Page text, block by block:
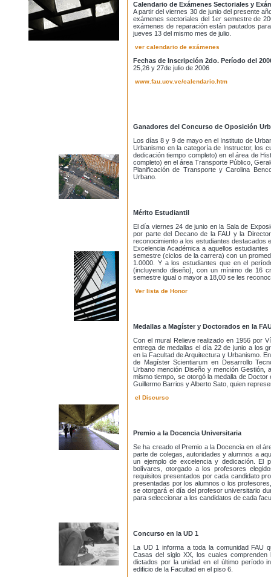
Calendario de Exámenes Sectoriales y
A partir del viernes 30 de junio del presente
exámenes sectoriales del 1er semestre de
exámenes de reparación están pautados
jueves 13 del mismo mes de julio.
ver calendario de exámenes
Fechas de Inscripción 2do. Período del
25,26 y 27de julio de 2006
www.fau.ucv.ve/calendario.htm
Ganadores del Concurso de Oposición
Los días 8 y 9 de mayo en el Instituto de
Urbanismo en la categoría de Instructor, los
dedicación tiempo completo) en el área de
completo) en el área Transporte Público,
Planificación de Transporte y Carolina
Urbano.
Mérito Estudiantil
El día viernes 24 de junio en la Sala de
por parte del Decano de la FAU y la
reconocimiento a los estudiantes destacados
Excelencia Académica a aquellos
semestre (ciclos de la carrera) con un
1.0000. Y a los estudiantes que en el
(incluyendo diseño), con un mínimo de 16
semestre igual o mayor a 18,00 se les
Ver lista de Honor
Medallas a Magíster y Doctorados en la
Con el mural Relieve realizado en 1956 por
entrega de medallas el día 22 de junio a los
en la Facultad de Arquitectura y Urbanismo.
de Magíster Scientiarum en Desarrollo
Urbano mención Diseño y mención Gestión,
mismo tiempo, se otorgó la medalla de
Guillermo Barrios y Alberto Sato, quien
el Discurso
Premio a la Docencia Universitaria
Se ha creado el Premio a la Docenciaen el
parte de colegas, autoridades y alumnos a
un ejemplo de excelencia y dedicación. El
bolívares, otorgado a los profesores
requisitos presentados por cada candidato
presentadas por los alumnos o los
se otorgará el día del profesor universitario
para seleccionar a los candidatos de cada
Concurso en la UD 1
La UD 1 informa a toda la comunidad FAU
Casas del siglo XX, los cuales
dictados por la unidad en el último período
edificio de la Facultad en el piso 6.